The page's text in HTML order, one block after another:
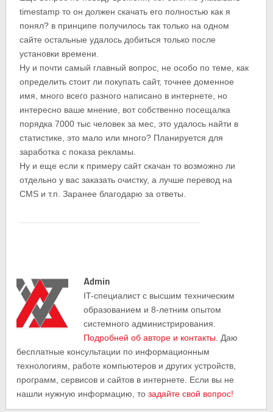
timestamp то он должен скачать его полностью как я
понял? в принципе получилось так только на одном
сайте остальные удалось добиться только после
установки времени.
Ну и почти самый главный вопрос, не особо по теме, как
определить стоит ли покупать сайт, точнее доменное
имя, много всего разного написано в интернете, но
интересно ваше мнение, вот собственно посещалка
порядка 7000 тыс человек за мес, это удалось найти в
статистике, это мало или много? Планируется для
заработка с показа рекламы.
Ну и еще если к примеру сайт скачан то возможно ли
отдельно у вас заказать очистку, а лучше перевод на
CMS и т.п. Заранее благодарю за ответы.
Admin
IT-cпециалист с высшим техническим
образованием и 8-летним опытом
системного администрирования.
Подробней об авторе и контакты . Даю
бесплатные консультации по информационным
технологиям, работе компьютеров и других устройств,
программ, сервисов и сайтов в интернете. Если вы не
нашли нужную информацию, тозадайте свой вопрос!